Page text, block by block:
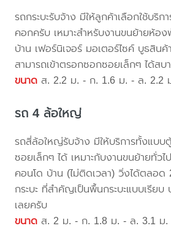
รถกระบะรับจ้าง มีให้ลูกค้าเลือกใช้บริ
คอกครับ เหมาะสำหรับงานขนย้ายห้
บ้าน เฟอร์นิเจอร์ มอเตอร์ไซค์ บูธสิน
สามารถเข้าตรอกซอกซอยเล็กๆ ได้สบ
ขนาด ส. 2.2 ม. - ก. 1.6 ม. - ล. 2.2
รถ 4 ล้อใหญ่
รถสี่ล้อใหญ่รับจ้าง มีให้บริการทั้งแบบ
ซอยเล็กๆ ได้ เหมาะกับงานขนย้ายทั่ว
คอนโด บ้าน (ไม่ติดเวลา) วิ่งได้ตลอด
กระบะ ที่สำคัญเป็นพื้นกระบะแบบเรียบ
เลยครับ
ขนาด ส. 2 ม. - ก. 1.8 ม. - ล. 3.1 ม.